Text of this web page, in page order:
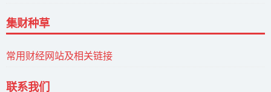
集财种草
常用财经网站及相关链接
联系我们